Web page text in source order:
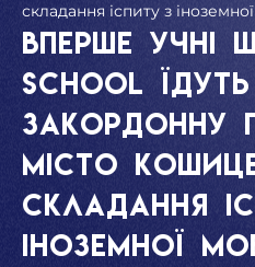
складання іспиту з
Вперше учні
School
закордонну
місто
складання
іноземної